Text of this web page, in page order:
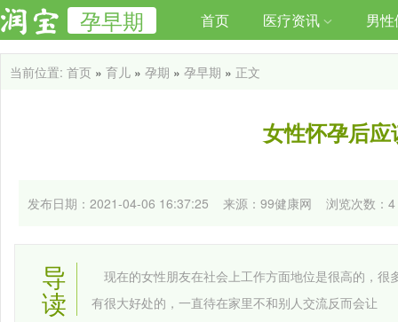
孕早期 首页 医疗资讯 男
当前位置: 首页 » 育儿 » 孕期 » 孕早期 » 正文
女性怀孕后
发布日期：2021-04-06 16:37:25 来源：99健康网 浏览次数： 4
导
读
现在的女性朋友在社会上工作方面地位是很高的，很
有很大好处的，一直待在家里不和别人交流反而会让